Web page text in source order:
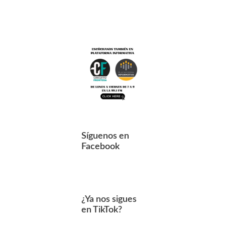
Síguenos en
Facebook
¿Ya nos sigues
en TikTok?